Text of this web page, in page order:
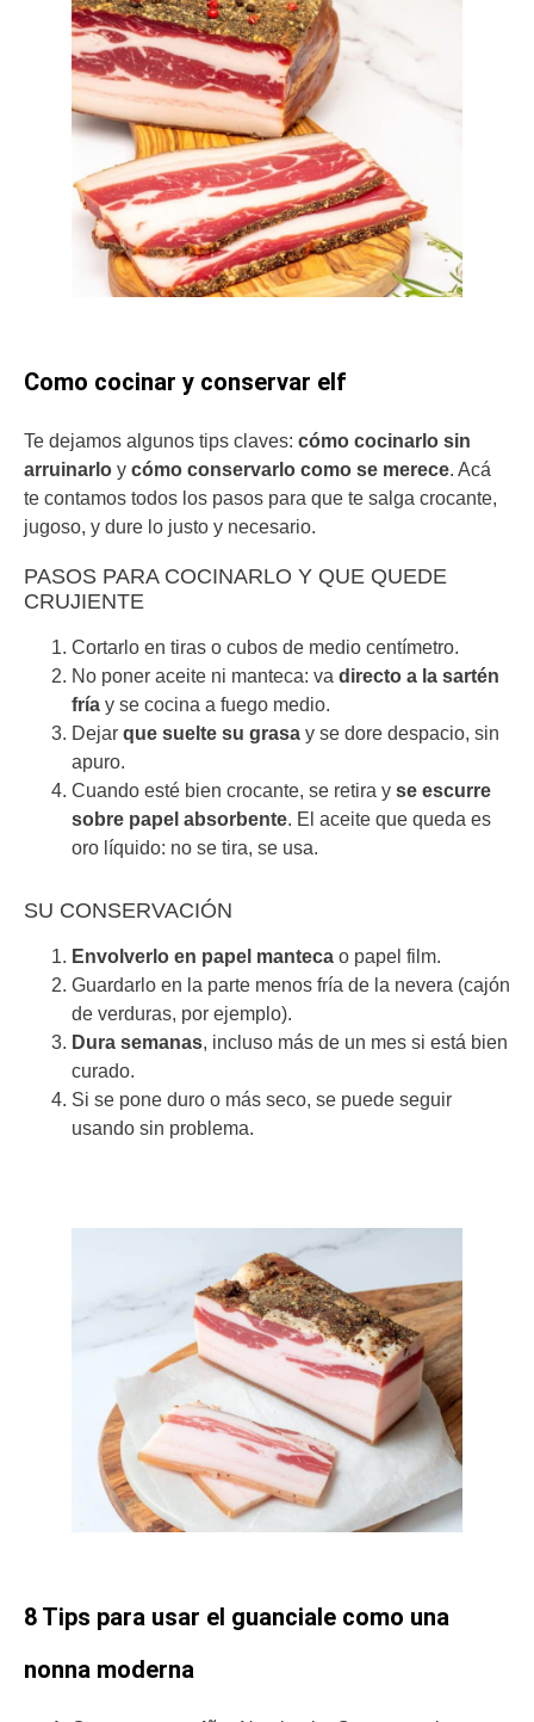
Como cocinar y conservar elf
Te dejamos algunos tips claves: cómo cocinarlo sin
arruinarlo y cómo conservarlo como se merece. Acá
te contamos todos los pasos para que te salga crocante,
jugoso, y dure lo justo y necesario.
PASOS PARA COCINARLO Y QUE QUEDE
CRUJIENTE
Cortarlo en tiras o cubos de medio centímetro.
No poner aceite ni manteca: va directo a la sartén
fría y se cocina a fuego medio.
Dejar que suelte su grasa y se dore despacio, sin
apuro.
Cuando esté bien crocante, se retira y se escurre
sobre papel absorbente. El aceite que queda es
oro líquido: no se tira, se usa.
SU CONSERVACIÓN
Envolverlo en papel manteca o papel film.
Guardarlo en la parte menos fría de la nevera (cajón
de verduras, por ejemplo).
Dura semanas, incluso más de un mes si está bien
curado.
Si se pone duro o más seco, se puede seguir
usando sin problema.
8 Tips para usar el guanciale como una
nonna moderna